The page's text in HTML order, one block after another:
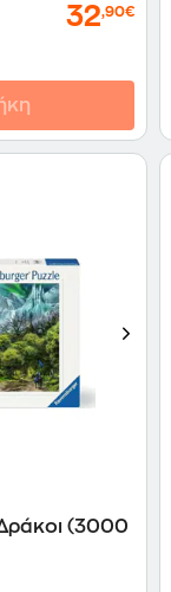
32,90€
(3000